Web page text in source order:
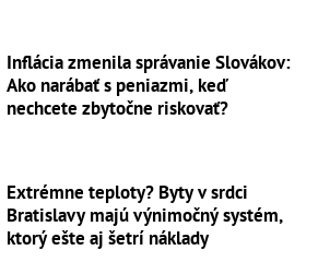
Inflácia zmenila správanie Slovákov:
Ako narábať s peniazmi, keď
nechcete zbytočne riskovať?
Extrémne teploty? Byty v srdci
Bratislavy majú výnimočný systém,
ktorý ešte aj šetrí náklady